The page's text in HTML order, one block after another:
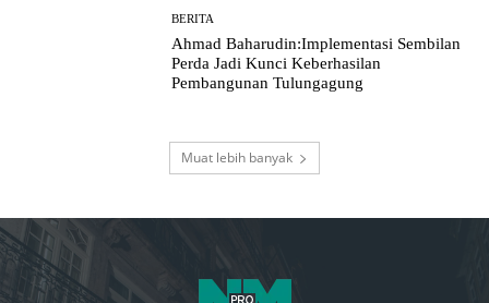
BERITA
Ahmad Baharudin:Implementasi Sembilan
Perda Jadi Kunci Keberhasilan
Pembangunan Tulungagung
Muat lebih banyak